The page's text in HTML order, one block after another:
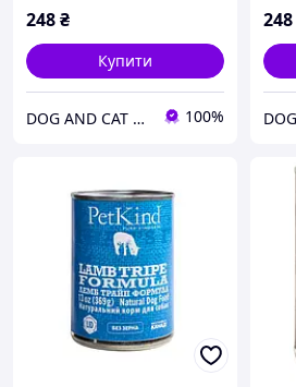
248₴
Купити
DOG AND CAT Зоомагазин 100%
248